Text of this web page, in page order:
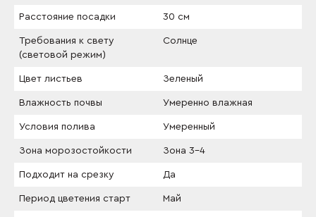
Расстояние посадки 30 см
Требования к свету
(световой режим)
Солнце
Цвет листьев Зеленый
Влажность почвы Умеренно влажная
Условия полива Умеренный
Зона морозостойкости Зона 3-4
Подходит на срезку Да
Период цветения старт Май